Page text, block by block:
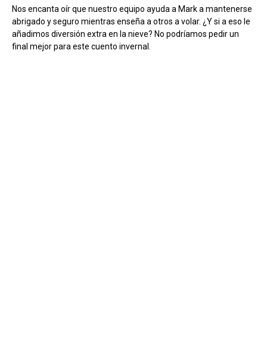
Nos encanta oír que nuestro equipo ayuda a Mark a mantenerse
abrigado y seguro mientras enseña a otros a volar. ¿Y si a eso le
añadimos diversión extra en la nieve? No podríamos pedir un
final mejor para este cuento invernal.